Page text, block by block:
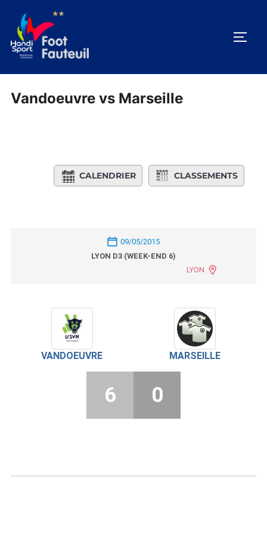
contenu
Vandoeuvre vs Marseille
CALENDRIER CLASSEMENTS
09/05/2015
LYON D3 (WEEK-END 6)
LYON
VANDOEUVRE MARSEILLE
6 0